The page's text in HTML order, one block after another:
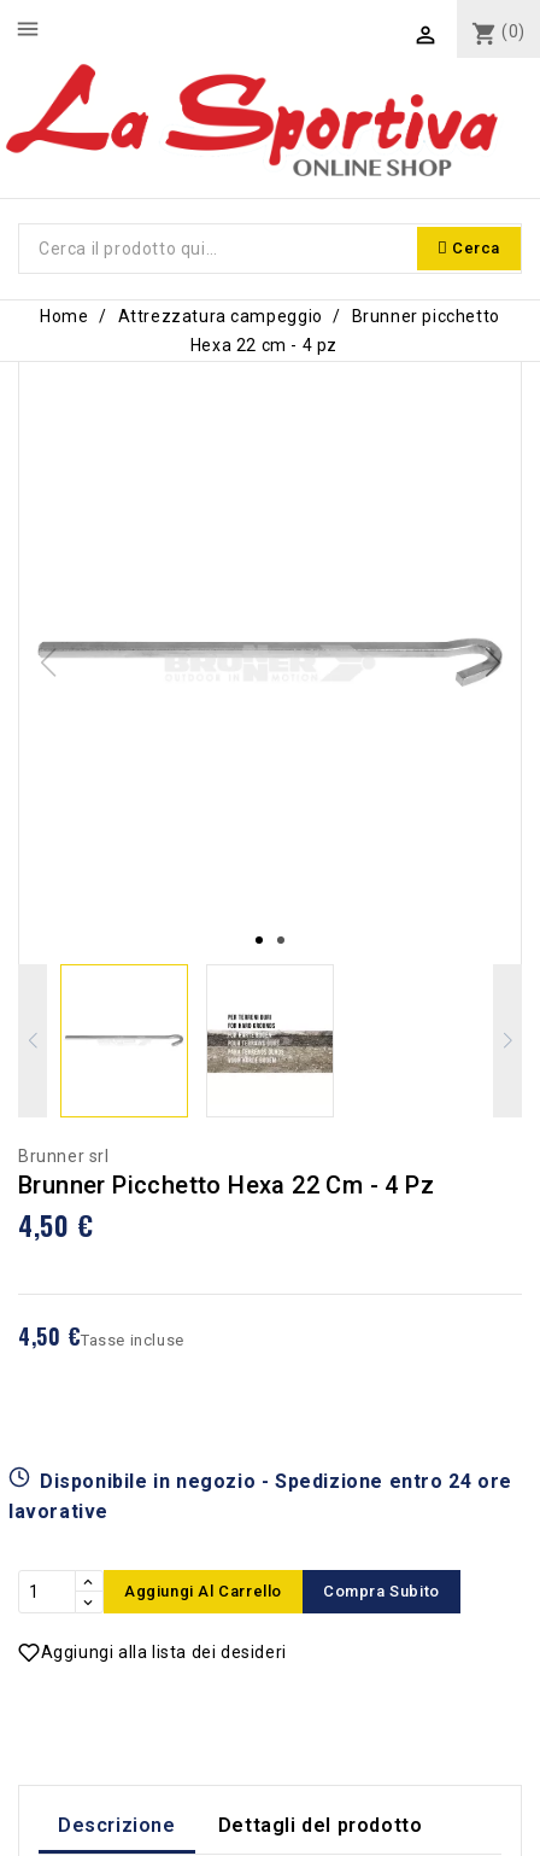
shopping_cart (0)

Cerca
menu
Home Attrezzatura campeggio
Brunner picchetto
Hexa 22 cm - 4 pz
Brunner srl
Brunner Picchetto Hexa 22 Cm - 4 Pz
4,50 €
4,50 €Tasse incluse
Disponibile in negozio - Spedizione entro 24 ore
lavorative
Aggiungi Al Carrello Compra Subito
Aggiungi alla lista dei desideri
Descrizione Dettagli del prodotto